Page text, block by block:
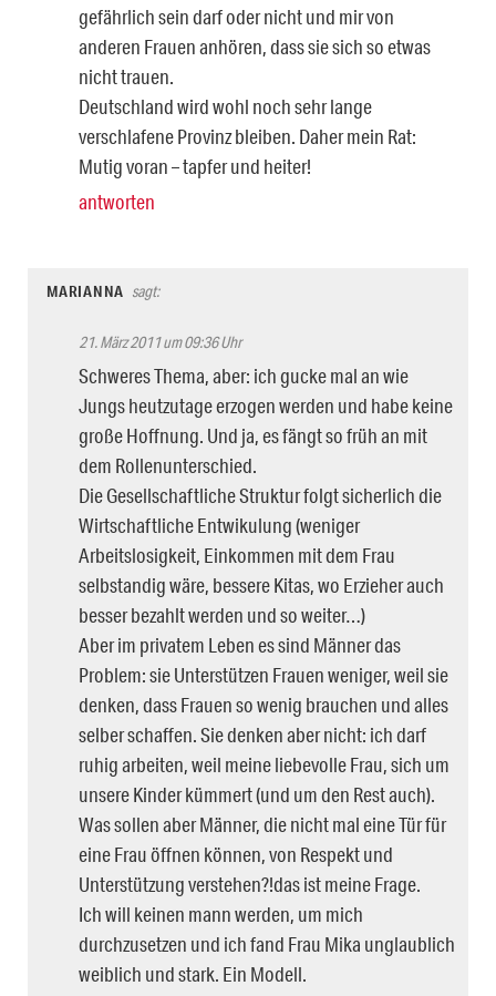
gefährlich sein darf oder nicht und mir von
anderen Frauen anhören, dass sie sich so etwas
nicht trauen.
Deutschland wird wohl noch sehr lange
verschlafene Provinz bleiben. Daher mein Rat:
Mutig voran – tapfer und heiter!
antworten
MARIANNA sagt:
21. März 2011 um 09:36 Uhr
Schweres Thema, aber: ich gucke mal an wie
Jungs heutzutage erzogen werden und habe keine
große Hoffnung. Und ja, es fängt so früh an mit
dem Rollenunterschied.
Die Gesellschaftliche Struktur folgt sicherlich die
Wirtschaftliche Entwikulung (weniger
Arbeitslosigkeit, Einkommen mit dem Frau
selbstandig wäre, bessere Kitas, wo Erzieher auch
besser bezahlt werden und so weiter…)
Aber im privatem Leben es sind Männer das
Problem: sie Unterstützen Frauen weniger, weil sie
denken, dass Frauen so wenig brauchen und alles
selber schaffen. Sie denken aber nicht: ich darf
ruhig arbeiten, weil meine liebevolle Frau, sich um
unsere Kinder kümmert (und um den Rest auch).
Was sollen aber Männer, die nicht mal eine Tür für
eine Frau öffnen können, von Respekt und
Unterstützung verstehen?!das ist meine Frage.
Ich will keinen mann werden, um mich
durchzusetzen und ich fand Frau Mika unglaublich
weiblich und stark. Ein Modell.